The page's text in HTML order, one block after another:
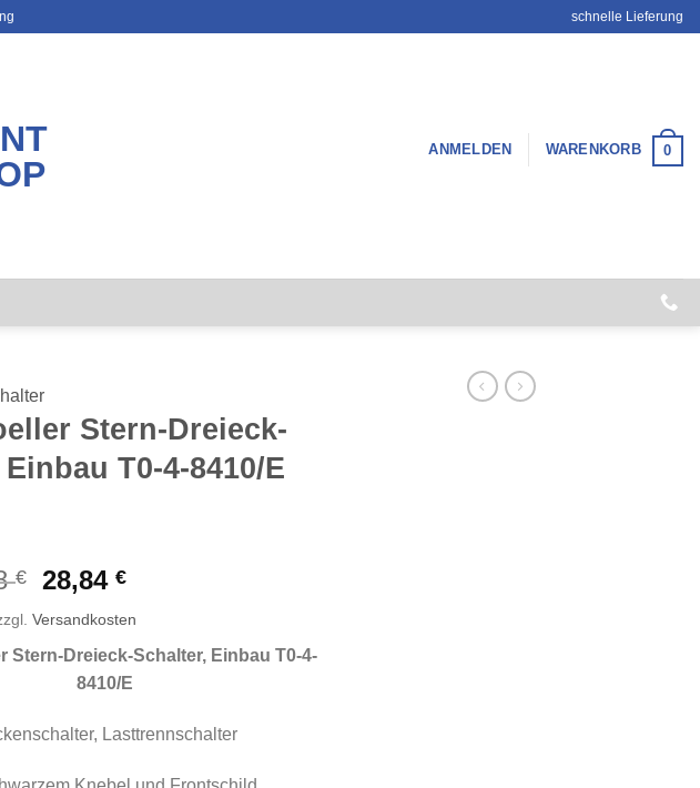
schnelle Lieferung
ANMELDEN WARENKORB 0
Stern-Dreieck-
T0-4-8410/E
€
Ursprünglicher
war:
57,68 €
28,84€Aktueller
ist:
28,84 €.
Versandkosten
Stern-Dreieck-Schalter, Einbau T0-4-
8410/E
Lasttrennschalter